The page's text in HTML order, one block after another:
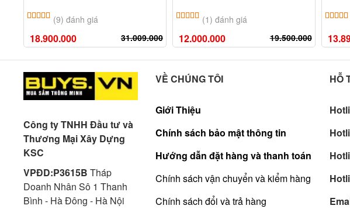
5.00 trên 5 dựa trên
(9) đánh giá
18.900.000 31.009.000
5.00 trên 5 dựa trên
1 (1) đánh giá
12.000.000 19.500.000
2
Công ty TNHH Đầu tư và
Thương Mại Xây Dựng
KSC
VPĐD:P3615B Tháp
Doanh Nhân Sô 1 Thanh
Bình - Hà Đông - Hà Nội
VỀ CHÚNG TÔI
Giới Thiệu
Chính sách bảo mật thông tin
Hướng dẫn đặt hàng và thanh toán
Chính sách vận chuyển và kiểm hàng
Chính sách đổi và trả hàng
HỖ